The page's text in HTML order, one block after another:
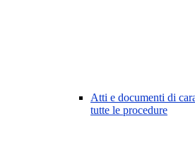
Atti e documenti di
tutte le procedure